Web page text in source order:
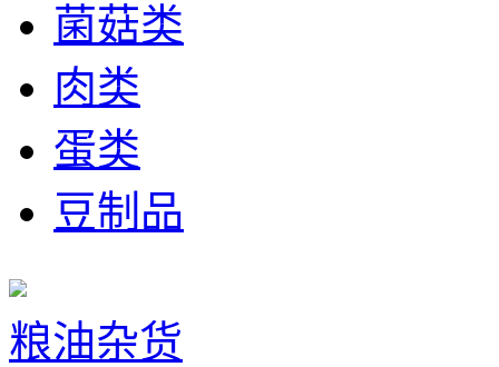
菌菇类
肉类
蛋类
豆制品
粮油杂货